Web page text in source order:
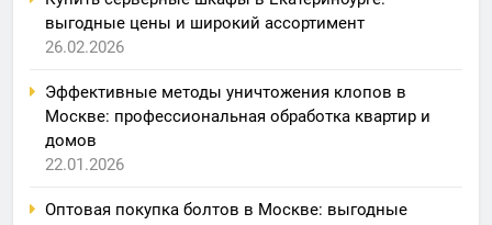
выгодные цены и широкий ассортимент
26.02.2026
Эффективные методы уничтожения клопов в
Москве: профессиональная обработка квартир и
домов
22.01.2026
Оптовая покупка болтов в Москве: выгодные